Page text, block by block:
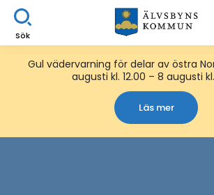
Sök
Gul vädervarning för delar av östra
augusti kl. 12.00 – 8 augusti
Läs mer